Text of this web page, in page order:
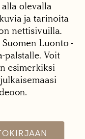
olevalla
ja tarinoita
nettisivuilla.
Luonto -
palstalle. Voit
esimerkiksi